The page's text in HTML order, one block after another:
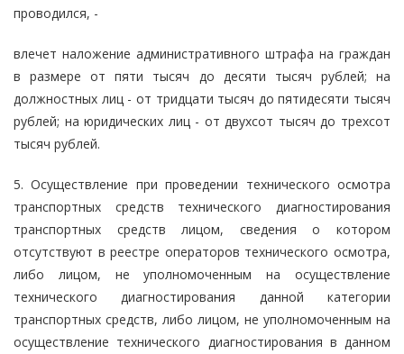
проводился, -
влечет наложение административного штрафа на граждан
в размере от пяти тысяч до десяти тысяч рублей; на
должностных лиц - от тридцати тысяч до пятидесяти тысяч
рублей; на юридических лиц - от двухсот тысяч до трехсот
тысяч рублей.
5. Осуществление при проведении технического осмотра
транспортных средств технического диагностирования
транспортных средств лицом, сведения о котором
отсутствуют в реестре операторов технического осмотра,
либо лицом, не уполномоченным на осуществление
технического диагностирования данной категории
транспортных средств, либо лицом, не уполномоченным на
осуществление технического диагностирования в данном